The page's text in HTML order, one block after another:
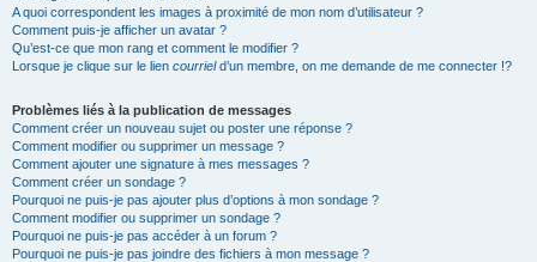
A quoi correspondent les images à proximité de mon nom d’utilisateur ?
Comment puis-je afficher un avatar ?
Qu’est-ce que mon rang et comment le modifier ?
Lorsque je clique sur le lien courrield’un membre, on me demande de me connecter !?
Problèmes liés à la publication de messages
Comment créer un nouveau sujet ou poster une réponse ?
Comment modifier ou supprimer un message ?
Comment ajouter une signature à mes messages ?
Comment créer un sondage ?
Pourquoi ne puis-je pas ajouter plus d’options à mon sondage ?
Comment modifier ou supprimer un sondage ?
Pourquoi ne puis-je pas accéder à un forum ?
Pourquoi ne puis-je pas joindre des fichiers à mon message ?